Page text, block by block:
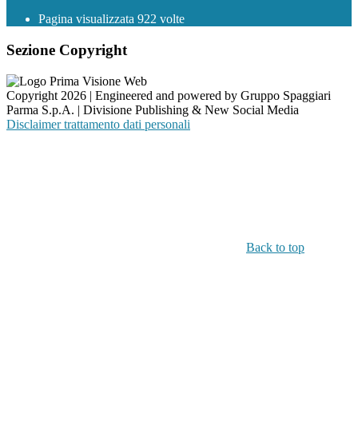
Pagina visualizzata 922 volte
Sezione Copyright
Copyright 2026 | Engineered and powered by Gruppo Spaggiari
Parma S.p.A. | Divisione Publishing & New Social Media
Disclaimer trattamento dati personali
Back to top